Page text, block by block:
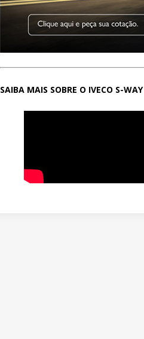
SAIBA MAIS SOBRE O IVECO S-WAY